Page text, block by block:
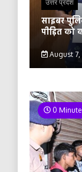
उत्तर प्रदेश
साइबर
पीड़ित को
August 7,
0